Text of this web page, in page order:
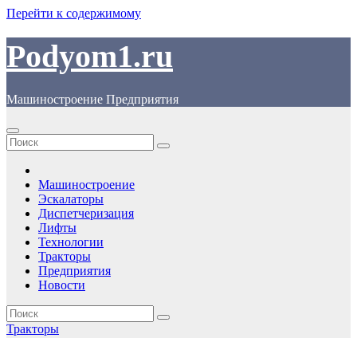
Перейти к содержимому
Podyom1.ru
Машиностроение Предприятия
Машиностроение
Эскалаторы
Диспетчеризация
Лифты
Технологии
Тракторы
Предприятия
Новости
Тракторы